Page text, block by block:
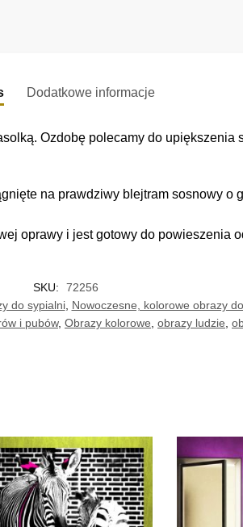
Dodatkowe informacje
Ozdobę polecamy do upiększenia
na prawdziwy blejtram sosnowy
oprawy i jest gotowy do powieszenia
SKU:
72256
do sypialni, Nowoczesne, kolorowe obrazy
i pubów, Obrazy kolorowe obrazy ludzie